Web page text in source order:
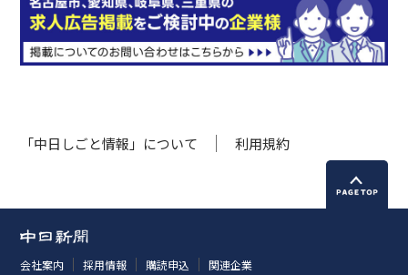
「中日しごと情報」について 利用規約
会社案内 採用情報 購読申込 関連企業